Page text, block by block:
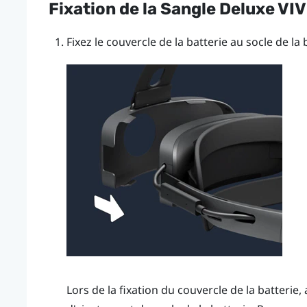
Fixation de la Sangle Deluxe
Fixez le couvercle de la batterie au socle de la
Lors de la fixation du couvercle de la